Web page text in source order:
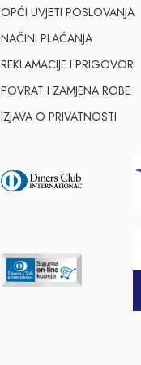
OPĆI UVJETI POSLOVANJA
NAČINI PLAĆANJA
REKLAMACIJE I PRIGOVORI
POVRAT I ZAMJENA ROBE
IZJAVA O PRIVATNOSTI